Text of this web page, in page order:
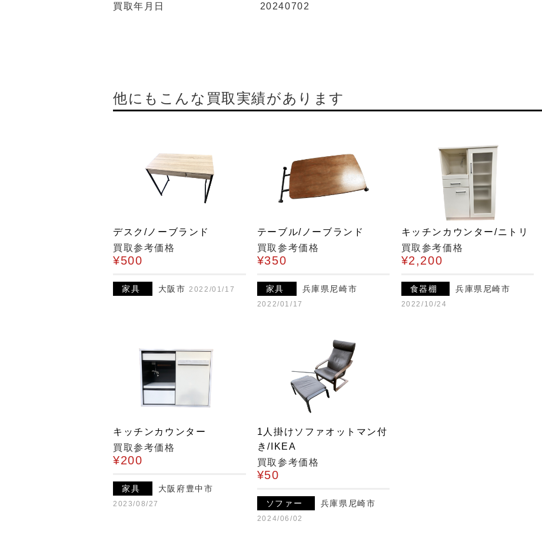
買取年月日
20240702
他にもこんな買取実績があります
デスク/ノーブランド
買取参考価格
¥500
家具 大阪市 2022/01/17
テーブル/ノーブランド
買取参考価格
¥350
家具 兵庫県尼崎市
2022/01/17
キッチンカウンター/ニトリ
買取参考価格
¥2,200
食器棚 兵庫県尼崎市
2022/10/24
キッチンカウンター
買取参考価格
¥200
家具 大阪府豊中市
2023/08/27
1人掛けソファオットマン付
き/IKEA
買取参考価格
¥50
ソファー 兵庫県尼崎市
2024/06/02